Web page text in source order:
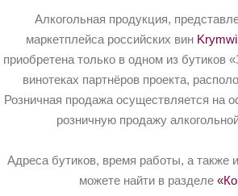
Алкогольная продукция,
маркетплейса российских вин
приобретена только в одном из бутиков
винотеках партнёров проекта,
Розничная продажа осуществляется на
розничную продажу
Адреса бутиков, время работы, а
можете найти в разделе